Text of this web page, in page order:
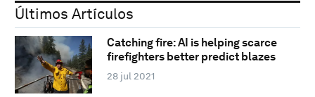
Últimos Artículos
Catching fire: AI is helping scarce
firefighters better predict blazes
28 jul 2021